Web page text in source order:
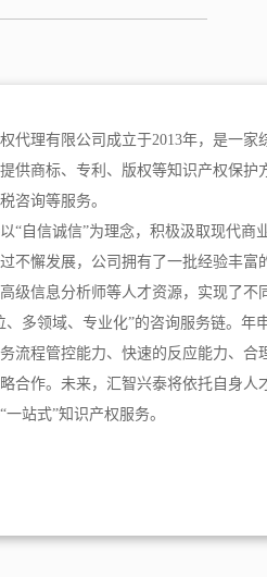
代理有限公司成立于2013年，是一家
供商标、专利、版权等知识产权保护
咨询等服务。
“自信诚信”为理念，积极汲取现代商
不懈发展，公司拥有了一批经验丰富
级信息分析师等人才资源，实现了不
、多领域、专业化”的咨询服务链。年
流程管控能力、快速的反应能力、合
合作。未来，汇智兴泰将依托自身人
站式”知识产权服务。